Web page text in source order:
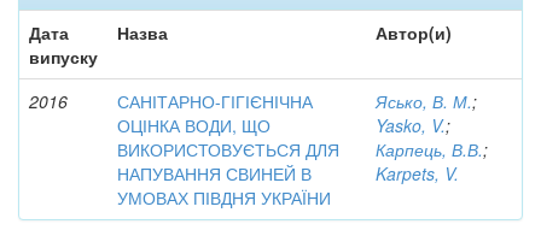
Дата
випуску
Назва Автор(и)
2016
САНІТАРНО-ГІГІЄНІЧНА
ОЦІНКА ВОДИ, ЩО
ВИКОРИСТОВУЄТЬСЯ ДЛЯ
НАПУВАННЯ СВИНЕЙ В
УМОВАХ ПІВДНЯ УКРАЇНИ
Ясько, В. М.;
Yasko, V.;
Карпець, В.В.;
Karpets, V.